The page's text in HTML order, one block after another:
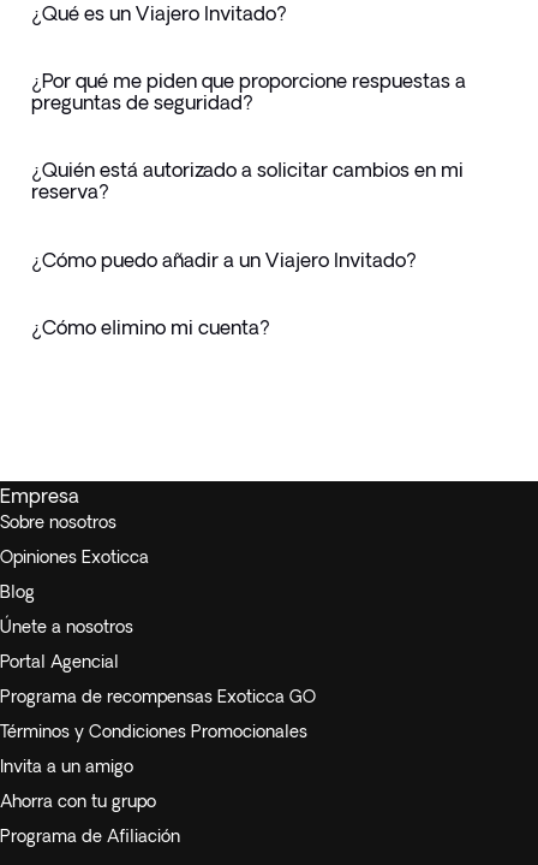
¿Qué es un Viajero Invitado?
¿Por qué me piden que proporcione respuestas a
preguntas de seguridad?
¿Quién está autorizado a solicitar cambios en mi
reserva?
¿Cómo puedo añadir a un Viajero Invitado?
¿Cómo elimino mi cuenta?